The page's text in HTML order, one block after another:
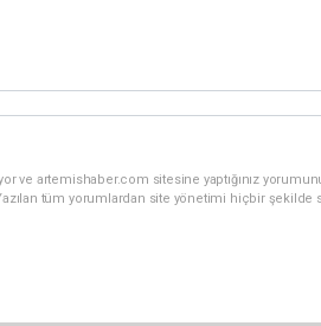
ve artemishaber.com sitesine yaptığınız
tüm yorumlardan site yönetimi hiçbir şekilde